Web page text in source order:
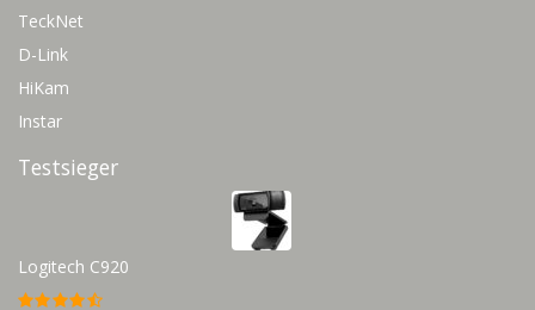
TeckNet
D-Link
HiKam
Instar
Testsieger
Logitech C920